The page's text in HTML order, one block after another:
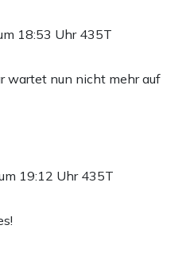
18:53 Uhr 435T
wartet nun nicht mehr auf
19:12 Uhr 435T